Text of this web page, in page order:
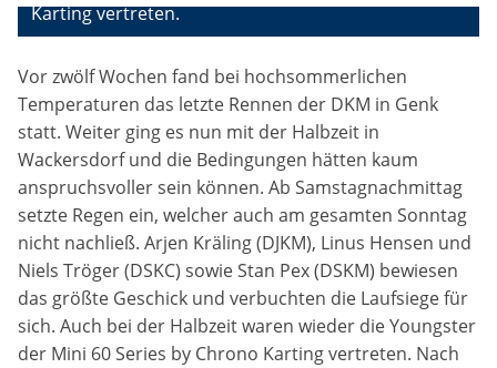
Karting vertreten.
Vor zwölf Wochen fand bei hochsommerlichen
Temperaturen das letzte Rennen der DKM in Genk
statt. Weiter ging es nun mit der Halbzeit in
Wackersdorf und die Bedingungen hätten kaum
anspruchsvoller sein können. Ab Samstagnachmittag
setzte Regen ein, welcher auch am gesamten Sonntag
nicht nachließ. Arjen Kräling (DJKM), Linus Hensen und
Niels Tröger (DSKC) sowie Stan Pex (DSKM) bewiesen
das größte Geschick und verbuchten die Laufsiege für
sich. Auch bei der Halbzeit waren wieder die Youngster
der Mini 60 Series by Chrono Karting vertreten. Nach
Notwendige Cookies ermöglichen die Kernfunktionalität
einer Website. Sie helfen dabei, die Website nutzbar zu
machen, indem sie grundlegende Funktionen
ermöglichen. Ohne diese Cookies kann die Website nicht
richtig funktionieren.
Background Image
Name:
gw-cookie-bgimage
Anbieter:
DMSB